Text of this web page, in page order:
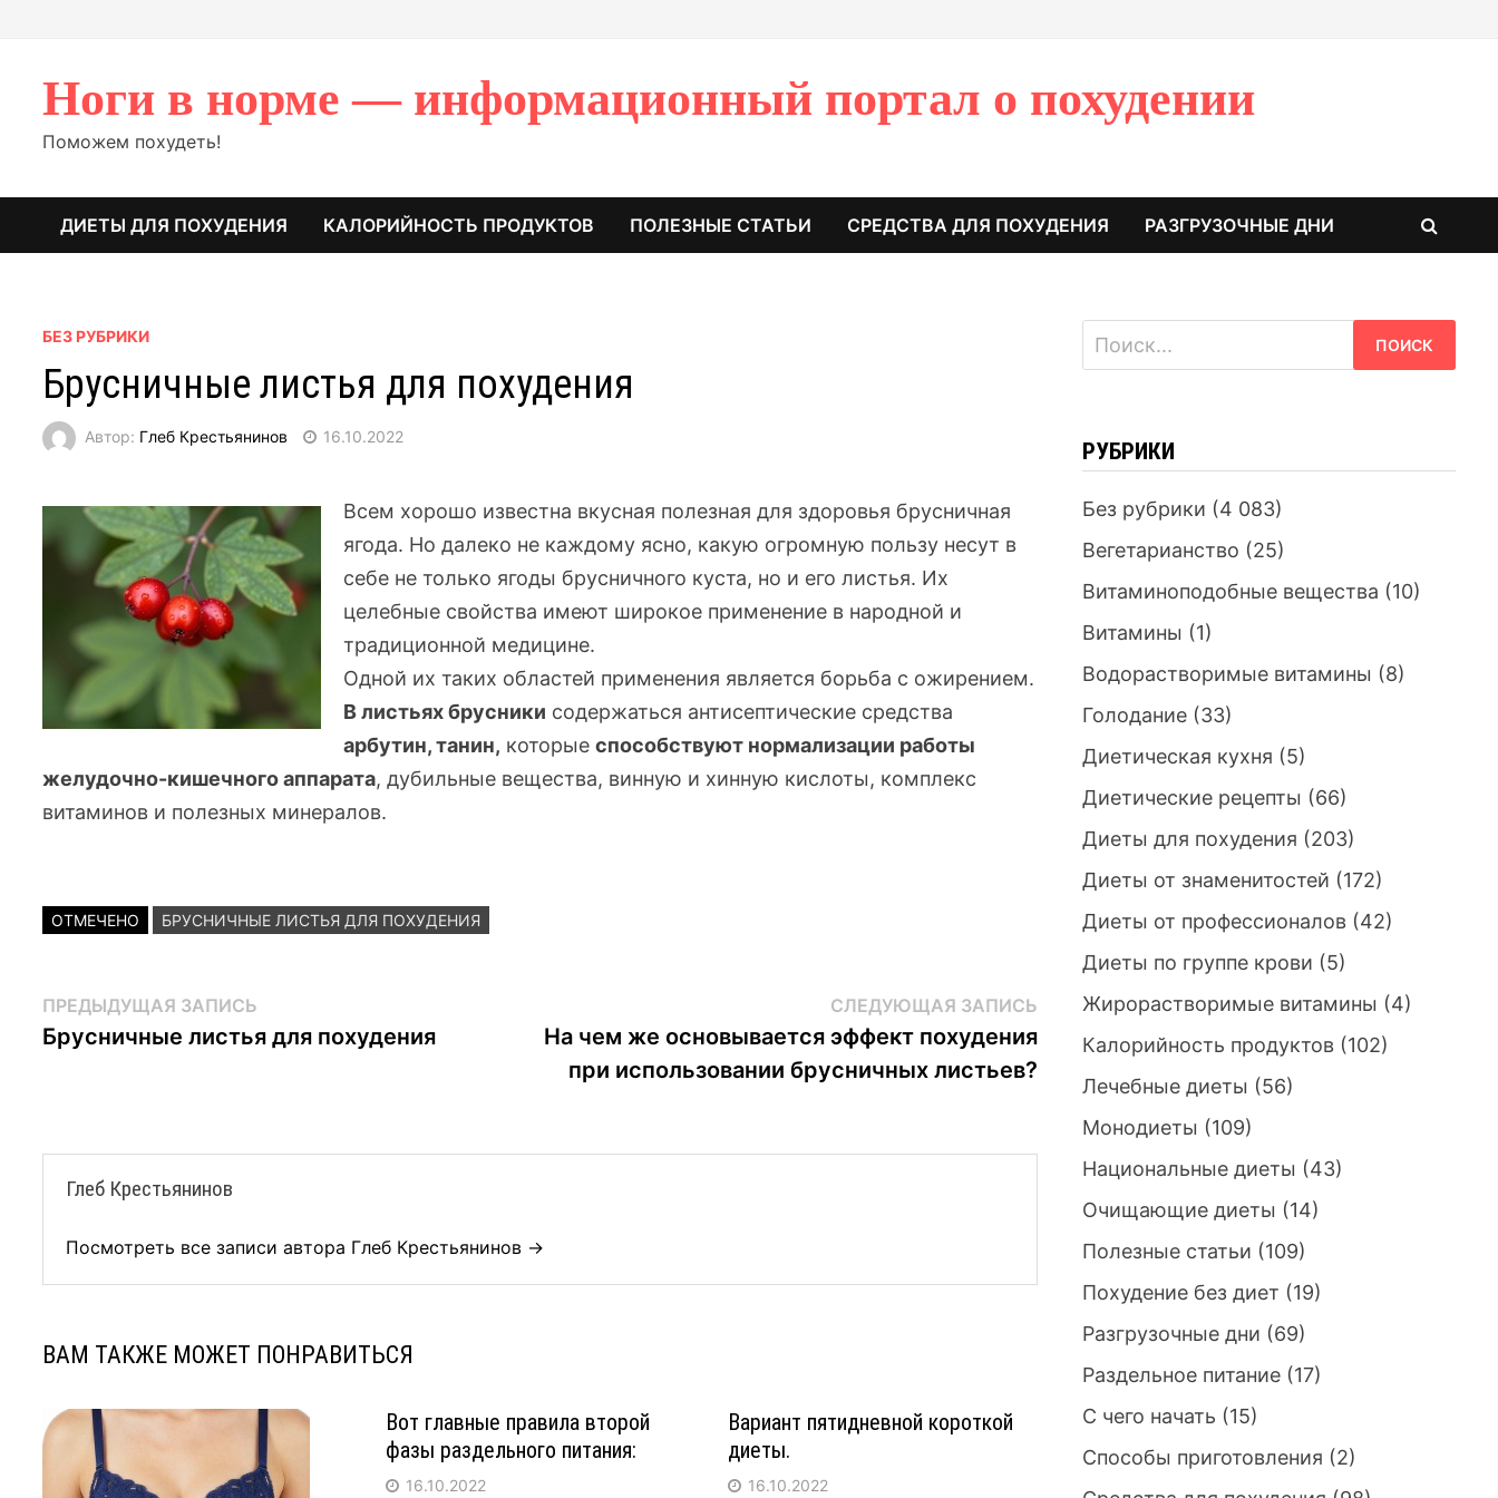
Ноги в норме — информационный портал о похудении
Поможем похудеть!
ДИЕТЫ ДЛЯ ПОХУДЕНИЯ КАЛОРИЙНОСТЬ ПРОДУКТОВ ПОЛЕЗНЫЕ СТАТЬИ СРЕДСТВА ДЛЯ ПОХУДЕНИЯ РАЗГРУЗОЧНЫЕ ДНИ
БЕЗ РУБРИКИ
Брусничные листья для похудения
Автор: Глеб Крестьянинов 16.10.2022
Всем хорошо известна вкусная полезная для здоровья брусничная
ягода. Но далеко не каждому ясно, какую огромную пользу несут в
себе не только ягоды брусничного куста, но и его листья. Их
целебные свойства имеют широкое применение в народной и
традиционной медицине.
Одной их таких областей применения является борьба с ожирением.
В листьях брусники содержаться антисептические средства
арбутин, танин, которыеспособствуют нормализации работы
желудочно-кишечногоаппарата, дубильные вещества, винную и хинную кислоты, комплекс
витаминов и полезных минералов.
ОТМЕЧЕНО БРУСНИЧНЫЕ ЛИСТЬЯ ДЛЯ ПОХУДЕНИЯ
Навигация
по
ПРЕДЫДУЩАЯ ЗАПИСЬ
запись:
Брусничные листья для похудения
СЛЕДУЮЩАЯ ЗАПИСЬСледующая
запись:
На чем же основывается эффект похудения
при использовании брусничных листьев?
Глеб Крестьянинов
Посмотреть все записи автора Глеб Крестьянинов →
ВАМ ТАКЖЕ МОЖЕТ ПОНРАВИТЬСЯ
Вот главные правила второй
фазы раздельного питания:
16.10.2022
Вариант пятидневной короткой
диеты.
16.10.2022
Найти:
РУБРИКИ
Без рубрики (4 083)
Вегетарианство (25)
Витаминоподобные вещества (10)
Витамины (1)
Водорастворимые витамины (8)
Голодание(33)
Диетическая кухня (5)
Диетические рецепты (66)
Диеты для похудения (203)
Диеты от знаменитостей (172)
Диеты от профессионалов(42)
Диеты по группе крови (5)
Жирорастворимые витамины (4)
Калорийность продуктов(102)
Лечебные диеты (56)
Монодиеты (109)
Национальные диеты (43)
Очищающие диеты (14)
Полезные статьи (109)
Похудение без диет (19)
Разгрузочные дни (69)
Раздельное питание(17)
С чего начать (15)
Способы приготовления (2)